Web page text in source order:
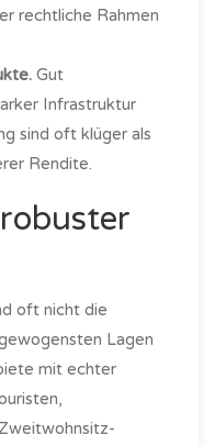
rechtliche Rahmen
Gut
Infrastruktur
sind oft klüger als
Rendite.
oft nicht die
Lagen
mit echter